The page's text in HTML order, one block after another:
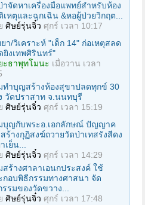
าจัดหาเครื่องมือแพทย์สำหรับห้อง
เหตุและฉุกเฉิน &หอผู้ป่วยวิกฤต...
ศิษย์รุ่นจิ๋ว ศุกร์ เวลา 10:17
า/วิเคราะห์ "เด็ก 14" ก่อเหตุสลด
ยิงเทพศิรินทร์"
ะธาพุทโมนะ เมื่อวาน เวลา
ทําบุญสร้างห้องสุขาปลดทุกข์ 30
วัดปราสาท จ.นนทบุรี
ศิษย์รุ่นจิ๋ว ศุกร์ เวลา 15:19
บุญกับพระอ.เอกลักษณ์ ปัญญาค
ร้างกุฏิสงฆ์ถวายวัดป่าเทสรังสีดง
ย็น...
ศิษย์รุ่นจิ๋ว ศุกร์ เวลา 14:29
สร้างศาลาเอนกประสงค์ ใช้
กอบพิธีกรรมทางศาสนา จัด
รรมของวัดขวาง...
ศิษย์รุ่นจิ๋ว ศุกร์ เวลา 17:48